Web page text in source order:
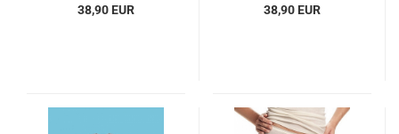
38,90 EUR 38,90 EUR